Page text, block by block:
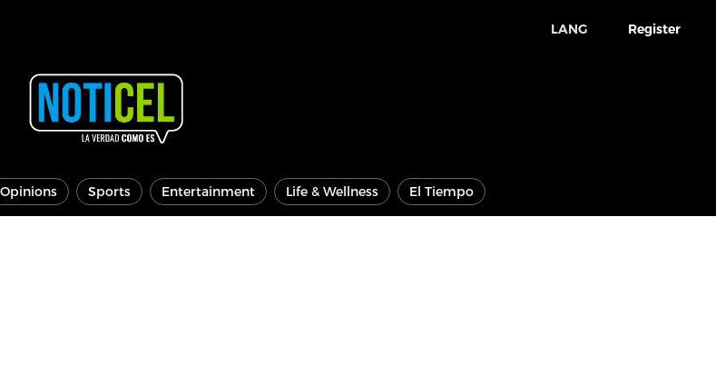
LANG Register
Opinions Sports Entertainment Life & Wellness El Tiempo